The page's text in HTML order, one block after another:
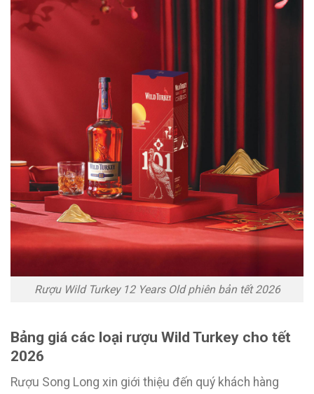
Rượu Wild Turkey 12 Years Old phiên bản tết 2026
Bảng giá các loại rượu Wild Turkey cho tết
2026
Rượu Song Long xin giới thiệu đến quý khách hàng